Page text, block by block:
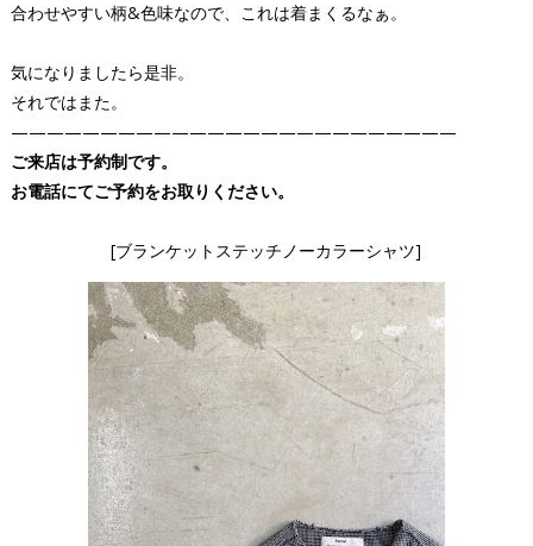
合わせやすい柄&色味なので、これは着まくるなぁ。
気になりましたら是非。
それではまた。
—————————————————————————
ご来店は予約制です。
お電話にてご予約をお取りください。
[ブランケットステッチノーカラーシャツ]